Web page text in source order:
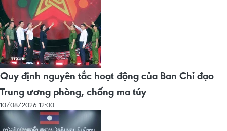
Quy định nguyên tắc hoạt động của Ban Chỉ đạo
Trung ương phòng, chống ma túy
10/08/2026 12:00